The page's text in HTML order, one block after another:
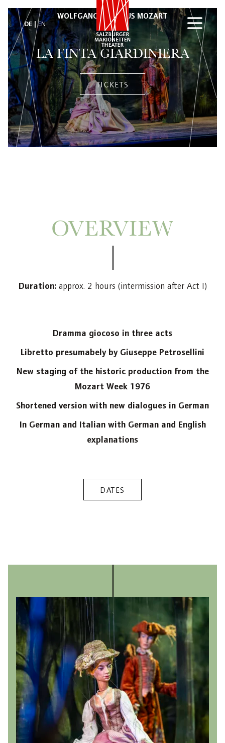
DE EN
WOLFGANG AMADEUS MOZART
LA FINTA GIARDINIERA
TICKETS
OVERVIEW
Duration: approx. 2 hours (intermission after Act I)
Dramma giocoso in three acts
Libretto presumabely by Giuseppe Petrosellini
New staging of the historic production from the
Mozart Week 1976
Shortened version with new dialogues in German
In German and Italian with German and English
explanations
DATES